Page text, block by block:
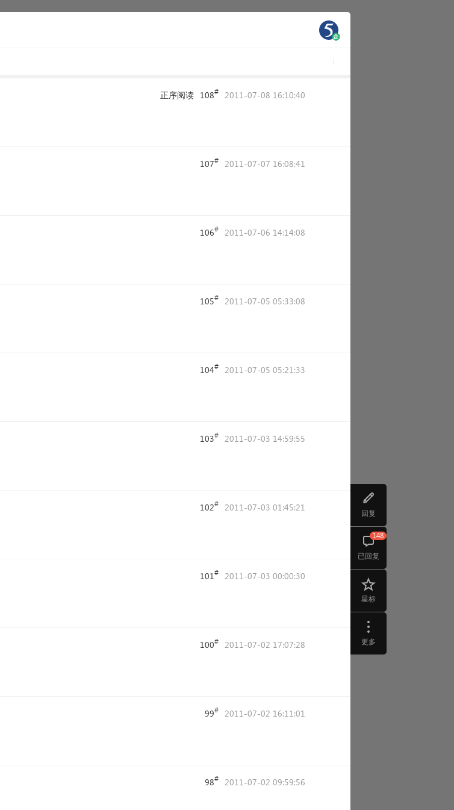
回复
已回复
148
星标
更多
正序阅读 108# 2011-07-08 16:10:40
107# 2011-07-07 16:08:41
106# 2011-07-06 14:14:08
105# 2011-07-05 05:33:08
104# 2011-07-05 05:21:33
103# 2011-07-03 14:59:55
102# 2011-07-03 01:45:21
101# 2011-07-03 00:00:30
100# 2011-07-02 17:07:28
99# 2011-07-02 16:11:01
98# 2011-07-02 09:59:56